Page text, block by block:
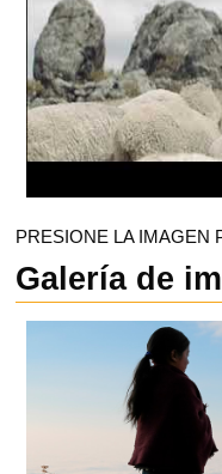
PRESIONE LA IMAGEN
Galería de